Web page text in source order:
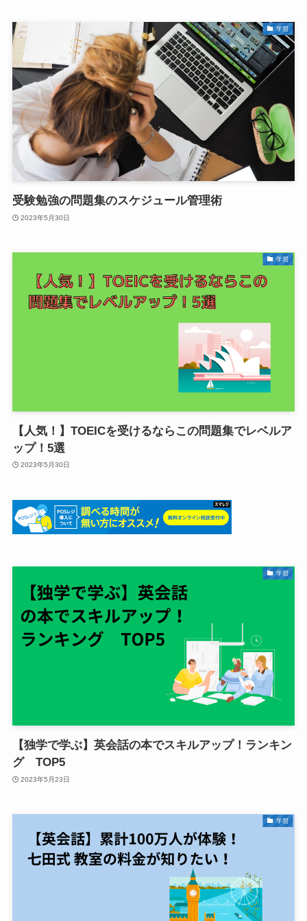
学習
受験勉強の問題集のスケジュール管理術
2023年5月30日
学習
【人気！】TOEICを受けるならこの問題集でレベルア
ップ！5選
2023年5月30日
学習
【独学で学ぶ】英会話の本でスキルアップ！ランキン
グ TOP5
2023年5月23日
学習